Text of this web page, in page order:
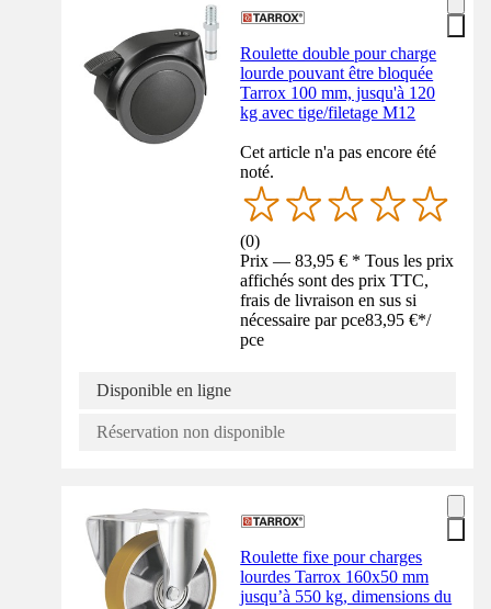
Roulette double pour charge
lourde pouvant être bloquée
Tarrox 100 mm, jusqu'à 120
kg avec tige/filetage M12
Cet article n'a pas encore été
noté.
(0)
Prix — 83,95 € * Tous les prix
affichés sont des prix TTC,
frais de livraison en sus si
nécessaire par pce83,95 €*/
pce
Disponible en ligne
Réservation non disponible
Roulette fixe pour charges
lourdes Tarrox 160x50 mm
jusqu’à 550 kg, dimensions du